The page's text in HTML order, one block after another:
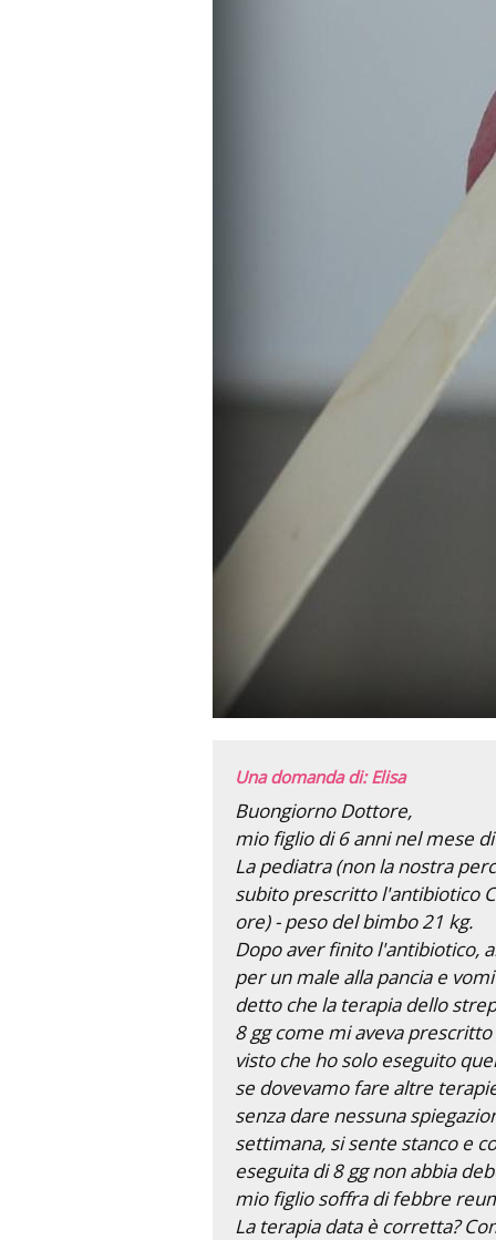
Una domanda di: Elisa
Buongiorno Dottore,
mio figlio di 6 anni nel mese
La pediatra (non la nostra
subito prescritto l'antibiotico
ore) - peso del bimbo 21 kg.
Dopo aver finito l'antibiotico,
per un male alla pancia e
detto che la terapia dello
8 gg come mi aveva
visto che ho solo eseguito
se dovevamo fare altre
senza dare nessuna
settimana, si sente stanco e
eseguita di 8 gg non abbia
mio figlio soffra di febbre
La terapia data è corretta?